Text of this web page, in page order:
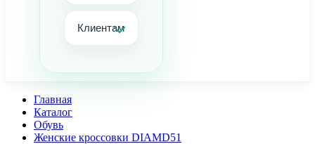
Клиентам
Главная
Каталог
Обувь
Женские кроссовки DIAMD51